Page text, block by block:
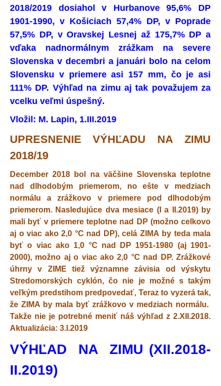
2018/2019 dosiahol v Hurbanove 95,6% DP
1901-1990, v Košiciach 57,4% DP, v Poprade
57,5% DP, v Oravskej Lesnej až 175,7% DP a
vďaka nadnormálnym zrážkam na severe
Slovenska v decembri a januári bolo na celom
Slovensku v priemereasi 157 mm, čo je asi
111% DP. Výhľad na zimu aj tak považujem za
vcelku veľmi úspešný.
Vložil: M. Lapin, 1.III.2019
UPRESNENIE VÝHĽADU NA ZIMU
2018/19
December 2018 bol na väčšine Slovenska teplotne
nad dlhodobým priemerom, no ešte v medziach
normálu a zrážkovo v priemere pod dlhodobým
priemerom. Nasledujúce dva mesiace (I a II.2019) by
mali byť v priemere teplotne nad DP (možno celkovo
aj o viac ako 2,0 °C nad DP), celá ZIMA by teda mala
byť o viac ako 1,0 °C nad DP 1951-1980 (aj 1901-
2000), možno aj o viac ako 2,0 °C nad DP. Zrážkové
úhrny v ZIME tiež významne závisia od výskytu
Stredomorských cyklón, čo nie je možné s takým
veľkým predstihom predpovedať, Teraz to vyzerá tak,
že ZIMA by mala byť zrážkovo v medziach normálu.
Takže nie je potrebné meniť náš výhľad z 2.XII.2018.
Aktualizácia: 3.I.2019
VÝHĽAD NA ZIMU (XII.2018-
II.2019)